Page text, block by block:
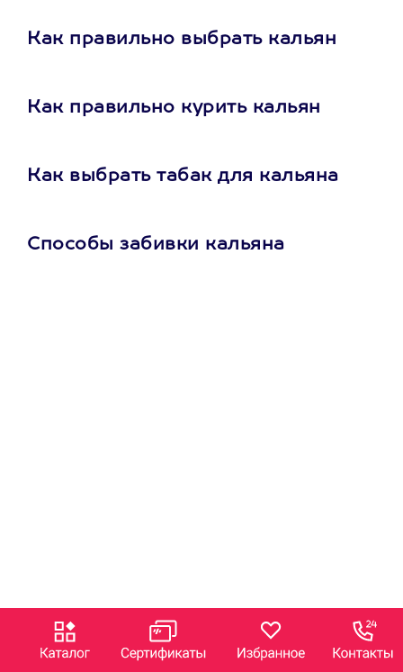
Как правильно выбрать кальян
Как правильно курить кальян
Как выбрать табак для кальяна
Способы забивки кальяна